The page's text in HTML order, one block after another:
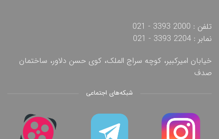
تلفن : 2000 3393 - 021
نمابر : 2204 3393 - 021
خیابان امیرکبیر، کوچه سراج الملک، کوی حسن دلاور، ساختمان
صدف
شبکه‌های اجتماعی